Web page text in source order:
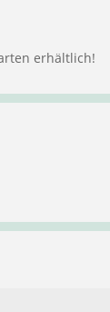
erhältlich!